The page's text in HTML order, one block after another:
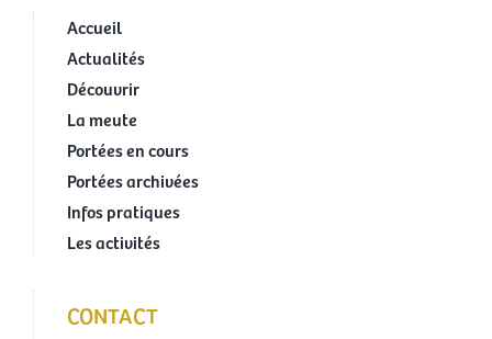
Accueil
Actualités
Découvrir
La meute
Portées en cours
Portées archivées
Infos pratiques
Les activités
CONTACT